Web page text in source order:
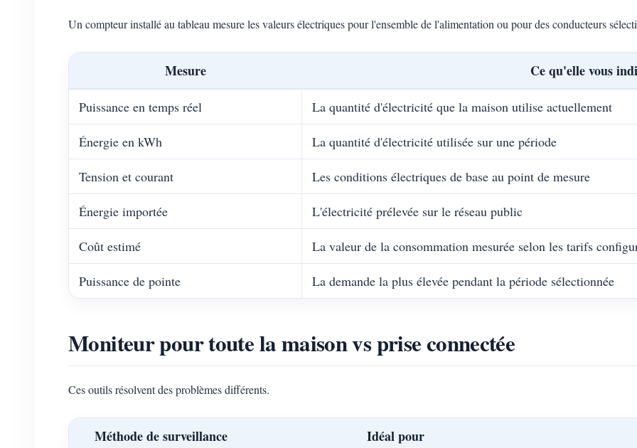
Un compteur installé au tableau mesure les valeurs électriques pour l'ensemble de l'alimentation ou pour des conducteurs
Mesure Ce qu'elle vous
Puissance en temps réel La quantité d'électricité que la maison utilise actuellement
Énergie en kWh La quantité d'électricité utilisée sur une période
Tension et courant Les conditions électriques de base au point de mesure
Énergie importée L'électricité prélevée sur le réseau public
Coût estimé La valeur de la consommation mesurée selon les tarifs
Puissance de pointe La demande la plus élevée pendant la période sélectionnée
Moniteur pour toute la maison vs prise connectée
Ces outils résolvent des problèmes différents.
Méthode de surveillance Idéal pour